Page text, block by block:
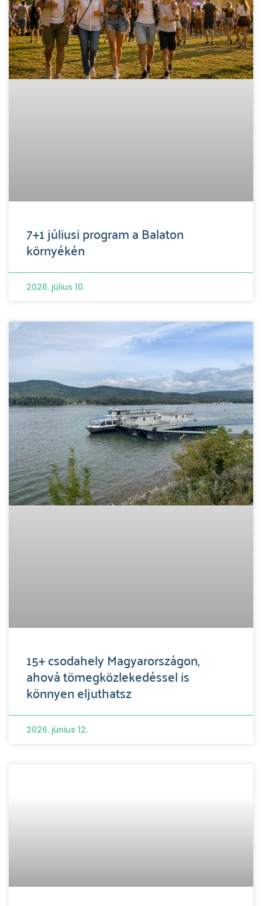
7+1 júliusi program a Balaton
környékén
2026. július 10.
15+ csodahely Magyarországon,
ahová tömegközlekedéssel is
könnyen eljuthatsz
2026. június 12.